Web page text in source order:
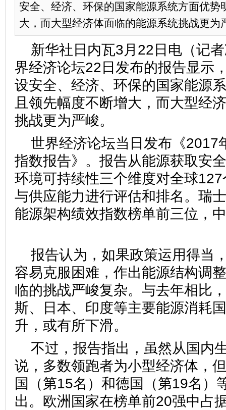
安全、经济、环保的国家能源系统方面优势
大，而大型经济体面临的能源系统挑战更为
新华社日内瓦3月22日电（记
界经济论坛22日发布的报告显示
设安全、经济、环保的国家能源
且领先幅度不断增大，而大型经
挑战更为严峻。
世界经济论坛当日发布《2017
指数报告》。报告从能源获取安
环境可持续性三个维度对全球
与供应能力进行评估和排名。瑞
能源架构绩效指数榜单前三位
报告认为，如果政策运用得当
容易克服困难，作出能源结构调
临的挑战严峻复杂。与去年相比
斯、日本、印度等主要能源消耗
升，或有所下滑。
不过，报告指出，虽然从国内
说，多数领跑者为小型经济体，
国（第15名）和德国（第19名）
出。欧洲国家在榜单前20强中占